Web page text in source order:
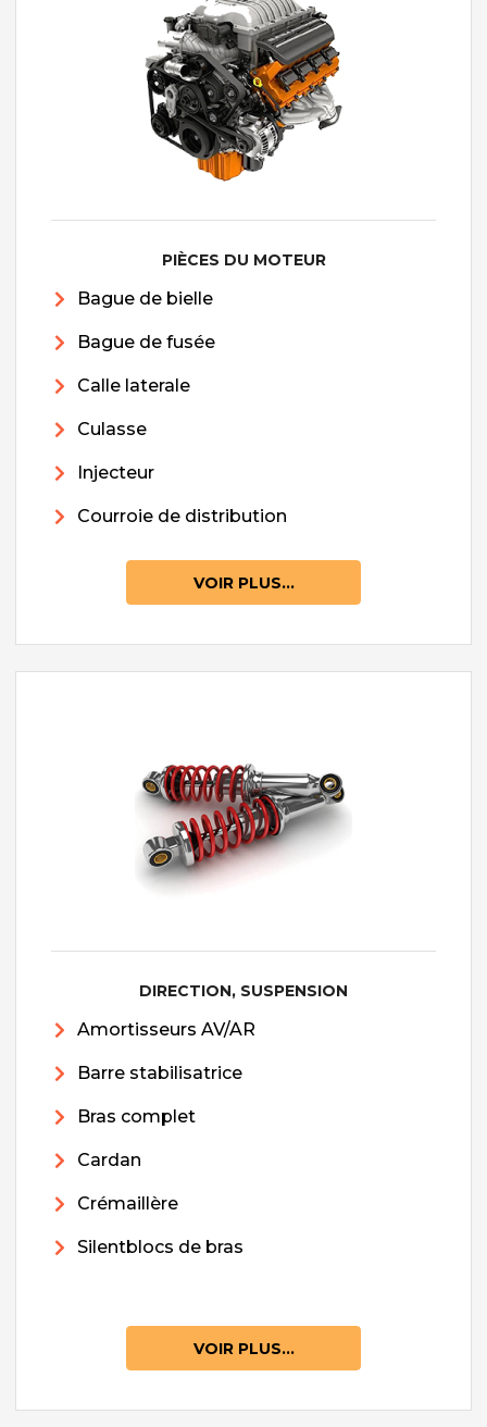
PIÈCES DU MOTEUR
Bague de bielle
Bague de fusée
Calle laterale
Culasse
Injecteur
Courroie de distribution
VOIR PLUS...
DIRECTION, SUSPENSION
Amortisseurs AV/AR
Barre stabilisatrice
Bras complet
Cardan
Crémaillère
Silentblocs de bras
VOIR PLUS...